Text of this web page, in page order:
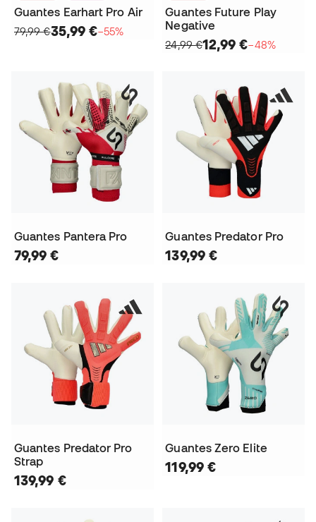
Guantes Earhart Pro Air
79,99 €35,99 €−55%
Guantes Future Play
Negative
24,99 €12,99 €−48%
Guantes Pantera Pro
79,99 €
Guantes Predator Pro
139,99 €
Guantes Predator Pro
Strap
139,99 €
Guantes Zero Elite
119,99 €